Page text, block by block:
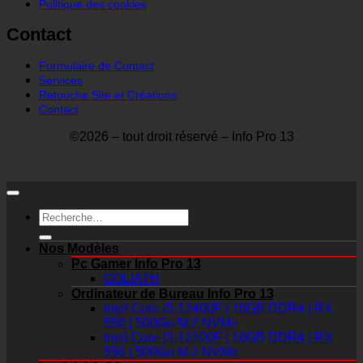
Politique des cookies
Contact
Formulaire de Contact
Services
Retouche Site et Créations
Contact
©2026 – tout droit réservé – Info Pro 13
Recherche
pour :
Nos Modèles
Pc Gamer Info Pro 13
GOLIATH
Ordinateur de Bureau Info Pro 13
Intel Core i5-12400F | 16GB DDR4 | RX
550 | 500Go M.2 NVMe
Intel Core I3-12100F | 16GB DDR4 | RX
550 | 500Go M.2 NVMe